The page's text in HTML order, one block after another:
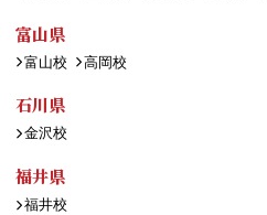
富山県
富山校 高岡校
石川県
金沢校
福井県
福井校